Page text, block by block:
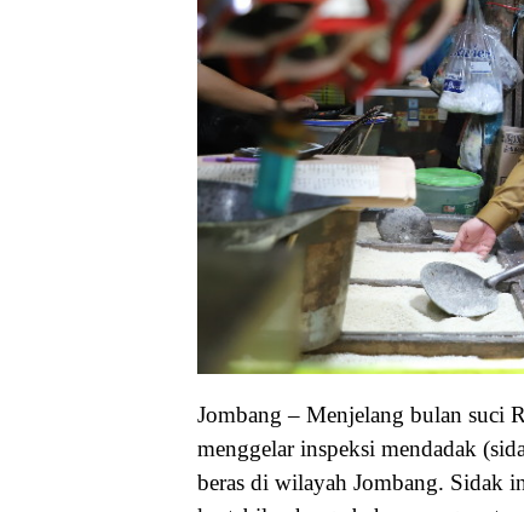
Jombang – Menjelang bulan suci
menggelar inspeksi mendadak
beras di wilayah Jombang. Sidak